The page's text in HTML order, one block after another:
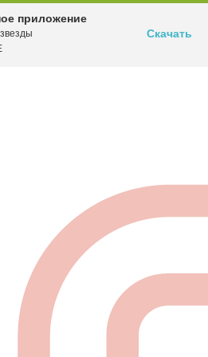
приложение
Скачать